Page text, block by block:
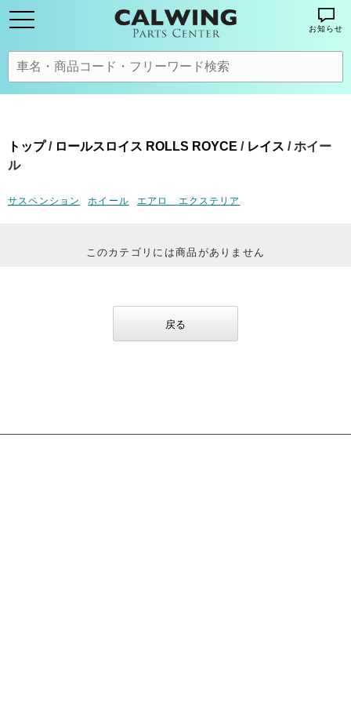
お知らせ
トップ/ ロールスロイス ROLLS ROYCE / レイス / ホイー
ル
サスペンション ホイール エアロ エクステリア
このカテゴリには商品がありません
戻る